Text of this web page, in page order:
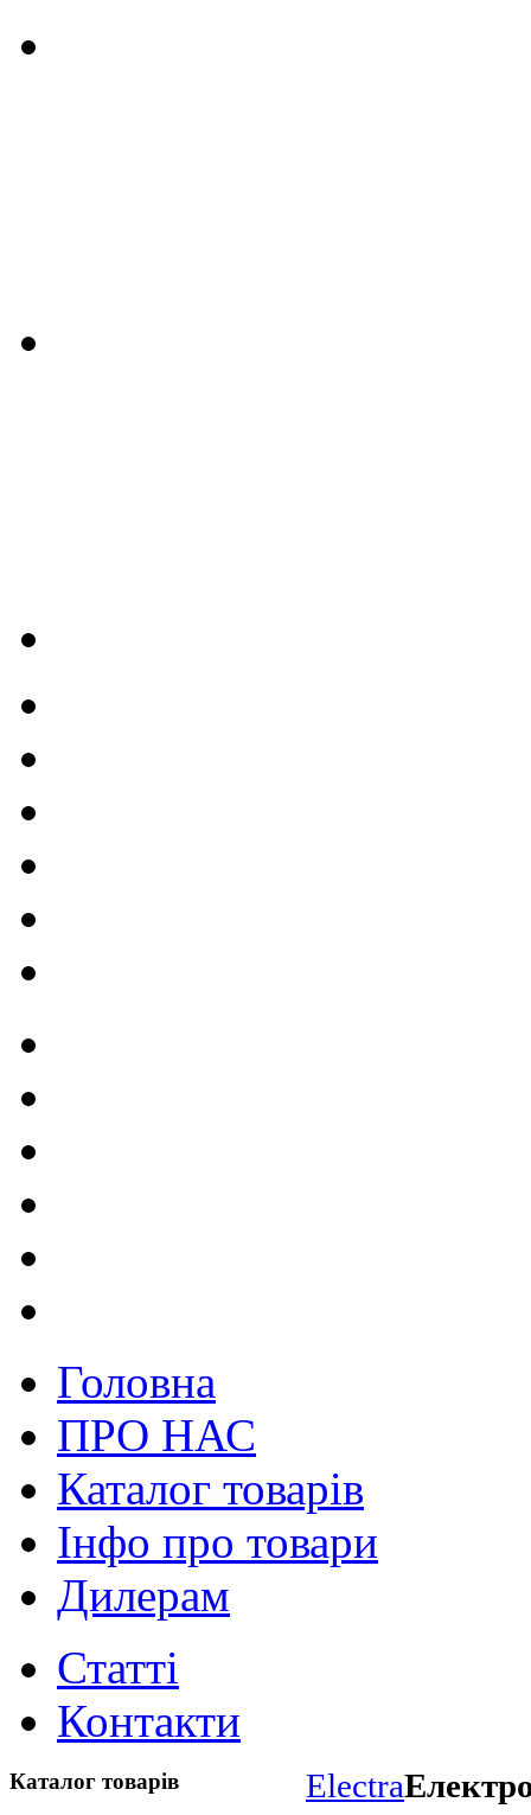
Головна
ПРО НАС
Каталог товарів
Інфо про товари
Дилерам
Статті
Контакти
Electra
Каталог товарів